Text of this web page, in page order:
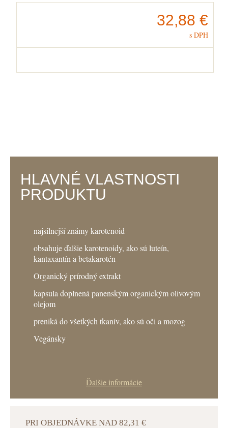
32,88 €
s DPH
HLAVNÉ VLASTNOSTI
PRODUKTU
najsilnejší známy karotenoid
obsahuje ďalšie karotenoidy, ako sú luteín,
kantaxantín a betakarotén
Organický prírodný extrakt
kapsula doplnená panenským organickým olivovým
olejom
preniká do všetkých tkanív, ako sú oči a mozog
Vegánsky
Ďalšie informácie
PRI OBJEDNÁVKE NAD 82,31 €